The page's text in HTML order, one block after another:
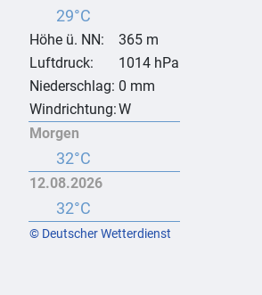
29°C
Höhe ü. NN:
365 m
Luftdruck:
1014 hPa
Niederschlag: 0 mm
Windrichtung:W
Morgen
32°C
12.08.2026
32°C
© Deutscher Wetterdienst